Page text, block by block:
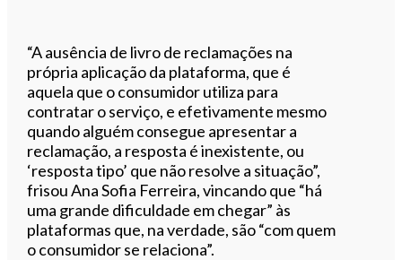
“A ausência de livro de reclamações na
própria aplicação da plataforma, que é
aquela que o consumidor utiliza para
contratar o serviço, e efetivamente mesmo
quando alguém consegue apresentar a
reclamação, a resposta é inexistente, ou
‘resposta tipo’ que não resolve a situação”,
frisou Ana Sofia Ferreira, vincando que “há
uma grande dificuldade em chegar” às
plataformas que, na verdade, são “com quem
o consumidor se relaciona”.